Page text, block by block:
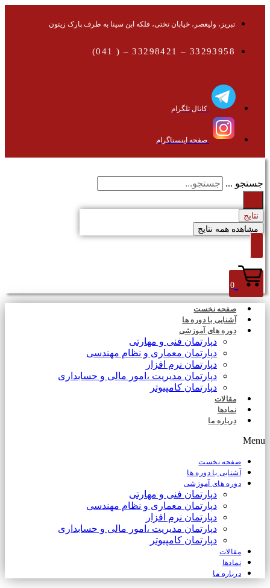
تبریز، ولیعصر، خیابان تختی، فلکه ابن سینا به طرف پارک زیتون
33293958 – 33298421 – ( 041)
کانال تلگرام
صفحه اینستاگرام
جستجو ...
نتایج
مشاهده همه نتایج
0
صفحه نخست
آشنایی با دوره ها
دوره های آموزشی
دپارتمان فنی و مهارتی
دپارتمان معماری و نظام مهندسی
دپارتمان نرم افزار
دپارتمان مدیریت ،امور مالی و حسابداری
دپارتمان کامپیوتر
مقالات
نمادها
درباره ما
Menu
صفحه نخست
آشنایی با دوره ها
دوره های آموزشی
دپارتمان فنی و مهارتی
دپارتمان معماری و نظام مهندسی
دپارتمان نرم افزار
دپارتمان مدیریت ،امور مالی و حسابداری
دپارتمان کامپیوتر
مقالات
نمادها
درباره ما